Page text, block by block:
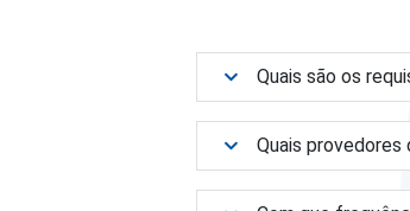
Quais são os
Quais